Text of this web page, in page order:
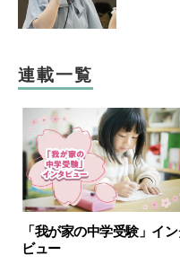
連載一覧
「我が家の中学受験」イン
ビュー